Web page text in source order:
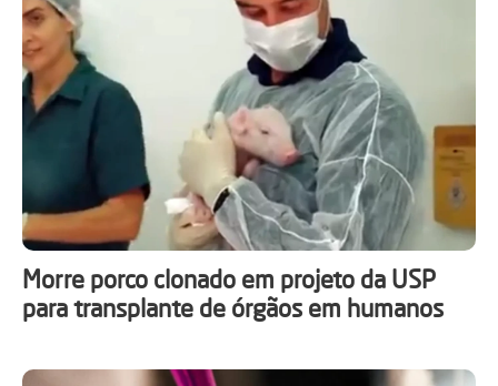
Morre porco clonado em projeto da USP
para transplante de órgãos em humanos